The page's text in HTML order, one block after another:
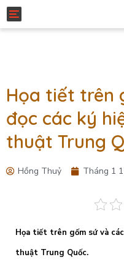
Toggle navigation
Họa tiết trên
đọc các ký
thuật Trung
Hồng Thuỷ Tháng 1
Họa tiết trên gốm sứ và
thuật Trung Quốc.